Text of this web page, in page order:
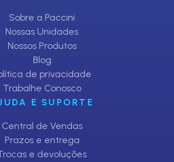
Sobre a Paccini
Nossas Unidades
Nossos Produtos
Blog
de privacidade
Trabalhe Conosco
E SUPORTE
Central de Vendas
Prazos e entrega
e devoluções